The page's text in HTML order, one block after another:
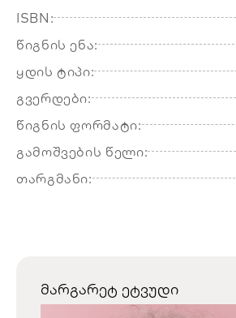
ISBN:
წიგნის ენა:
ყდის ტიპი:
გვერდები:
წიგნის ფორმატი:
გამოშვების წელი:
თარგმანი:
მარგარეტ ეტვუდი